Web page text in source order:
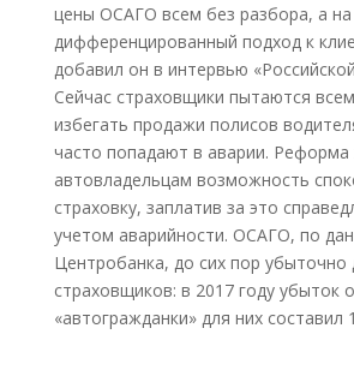
цены ОСАГО всем без разбора, а на
дифференцированный подход к
добавил он в интервью
Сейчас страховщики пытаются
избегать продажи полисов
часто попадают в аварии. Реформа
автовладельцам возможность
страховку, заплатив за это
учетом аварийности. ОСАГО, по
Центробанка, до сих пор убыточно
страховщиков: в 2017 году убыток
«автогражданки» для них составил